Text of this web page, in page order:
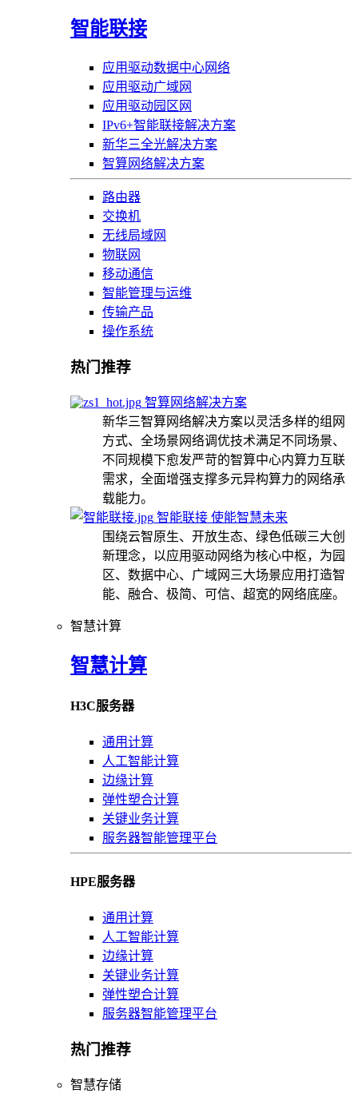
智能联接
应用驱动数据中心网络
应用驱动广域网
应用驱动园区网
IPv6+智能联接解决方案
新华三全光解决方案
智算网络解决方案
路由器
交换机
无线局域网
物联网
移动通信
智能管理与运维
传输产品
操作系统
热门推荐
智算网络解决方案
新华三智算网络解决方案以灵活多样的组网
方式、全场景网络调优技术满足不同场景、
不同规模下愈发严苛的智算中心内算力互联
需求，全面增强支撑多元异构算力的网络承
载能力。
智能联接 使能智慧未来
围绕云智原生、开放生态、绿色低碳三大创
新理念，以应用驱动网络为核心中枢，为园
区、数据中心、广域网三大场景应用打造智
能、融合、极简、可信、超宽的网络底座。
智慧计算
智慧计算
H3C服务器
通用计算
人工智能计算
边缘计算
弹性塑合计算
关键业务计算
服务器智能管理平台
HPE服务器
通用计算
人工智能计算
边缘计算
关键业务计算
弹性塑合计算
服务器智能管理平台
热门推荐
智慧存储